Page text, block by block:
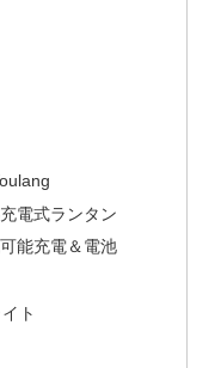
電式ランタン
能充電＆電池
ト